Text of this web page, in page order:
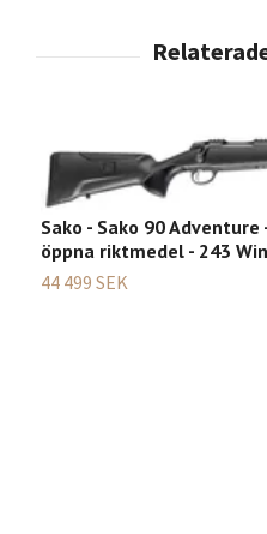
Sako - Sako 90 Adventure
öppna riktmedel - 243
44 499 SEK